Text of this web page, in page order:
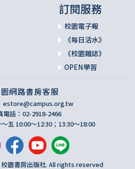
訂閱服務
校園電子報
《每日活水》
《校園雜誌》
OPEN學習
網路書房客服
estore@campus.org.tw
電話：02-2918-2466
五 10:00～12:30；13:30～18:00
園書房出版社. All rights reserved